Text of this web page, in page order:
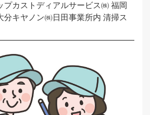
プカストディアルサービス㈱ 福岡
分キヤノン㈱日田事業所内 清掃ス